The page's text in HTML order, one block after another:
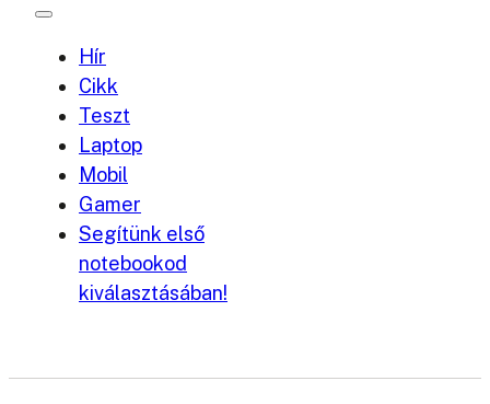
Hír
Cikk
Teszt
Laptop
Mobil
Gamer
Segítünk első
notebookod
kiválasztásában!